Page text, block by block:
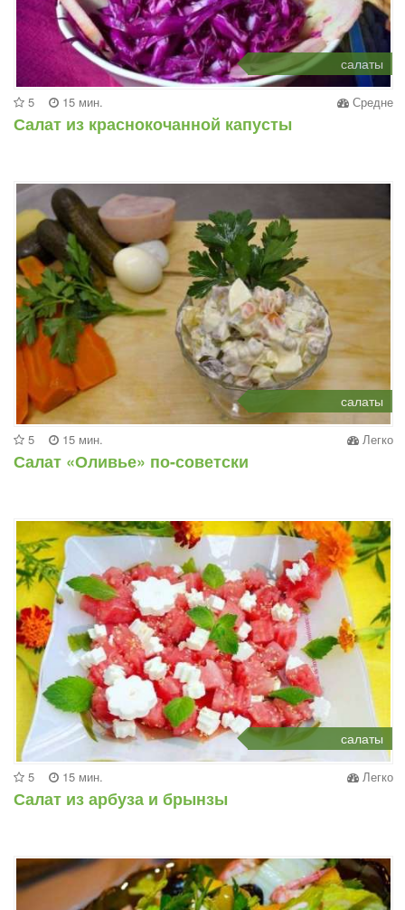
салаты
5 15 мин. Средне
Салат из краснокочанной капусты
салаты
5 15 мин. Легко
Салат «Оливье» по-советски
салаты
5 15 мин. Легко
Салат из арбуза и брынзы